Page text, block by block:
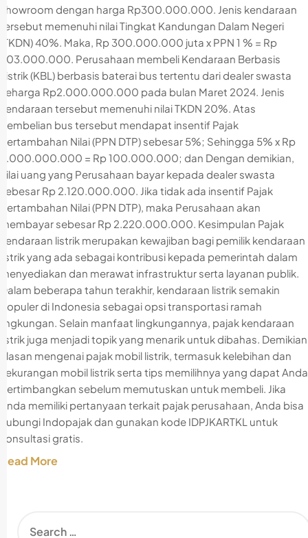
showroom dengan harga Rp300.000.000. Jenis kendaraan
tersebut memenuhi nilai Tingkat Kandungan Dalam Negeri
(TKDN) 40%. Maka, Rp 300.000.000 juta x PPN 1 % = Rp
303.000.000. Perusahaan membeli Kendaraan Berbasis
Listrik (KBL) berbasis baterai bus tertentu dari dealer swasta
seharga Rp2.000.000.000 pada bulan Maret 2024. Jenis
kendaraan tersebut memenuhi nilai TKDN 20%. Atas
pembelian bus tersebut mendapat insentif Pajak
Pertambahan Nilai (PPN DTP) sebesar 5%; Sehingga 5% x Rp
2.000.000.000 = Rp 100.000.000; dan Dengan demikian,
nilai uang yang Perusahaan bayar kepada dealer swasta
sebesar Rp 2.120.000.000. Jika tidak ada insentif Pajak
Pertambahan Nilai (PPN DTP), maka Perusahaan akan
membayar sebesar Rp 2.220.000.000. Kesimpulan Pajak
kendaraan listrik merupakan kewajiban bagi pemilik kendaraan
listrik yang ada sebagai kontribusi kepada pemerintah dalam
menyediakan dan merawat infrastruktur serta layanan publik.
Dalam beberapa tahun terakhir, kendaraan listrik semakin
populer di Indonesia sebagai opsi transportasi ramah
lingkungan. Selain manfaat lingkungannya, pajak kendaraan
listrik juga menjadi topik yang menarik untuk dibahas. Demikian
ulasan mengenai pajak mobil listrik, termasuk kelebihan dan
kekurangan mobil listrik serta tips memilihnya yang dapat Anda
pertimbangkan sebelum memutuskan untuk membeli. Jika
Anda memiliki pertanyaan terkait pajak perusahaan, Anda bisa
hubungi Indopajak dan gunakan kode IDPJKARTKL untuk
konsultasi gratis.
Read More